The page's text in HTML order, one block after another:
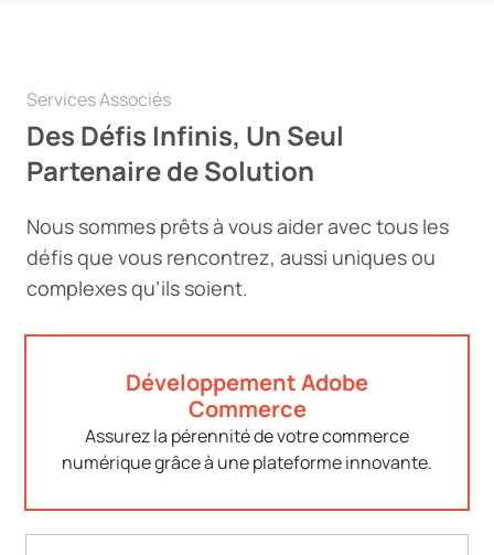
Services Associés
Des Défis Infinis, Un Seul
Partenaire de Solution
Nous sommes prêts à vous aider avec tous les
défis que vous rencontrez, aussi uniques ou
complexes qu’ils soient.
Développement Adobe
Commerce
Assurez la pérennité de votre commerce
numérique grâce à une plateforme innovante.